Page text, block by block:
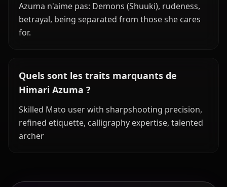
Azuma n'aime pas: Demons (Shuuki), rudeness,
betrayal, being separated from those she cares
for.
Quels sont les traits marquants de
Himari Azuma ?
Skilled Mato user with sharpshooting precision,
refined etiquette, calligraphy expertise, talented
archer